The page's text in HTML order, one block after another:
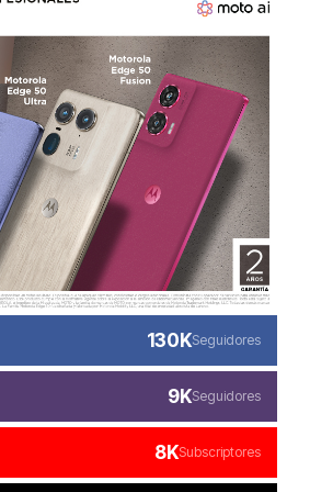
130KSeguidores
9KSeguidores
8KSubscriptores